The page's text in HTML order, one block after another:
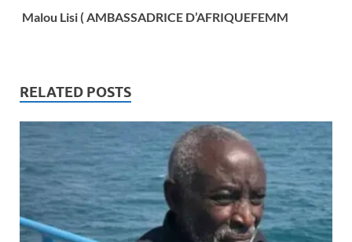
Malou Lisi ( AMBASSADRICE D’AFRIQUEFEMM
RELATED POSTS